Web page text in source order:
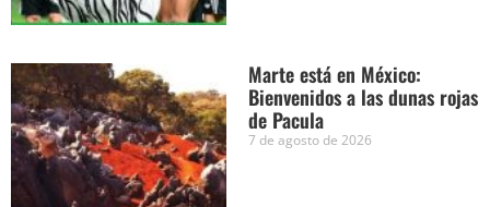
Marte está en México:
Bienvenidos a las dunas rojas
de Pacula
7 de agosto de 2026